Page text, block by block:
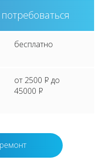
бесплатно
от 2500 P до
45000 P